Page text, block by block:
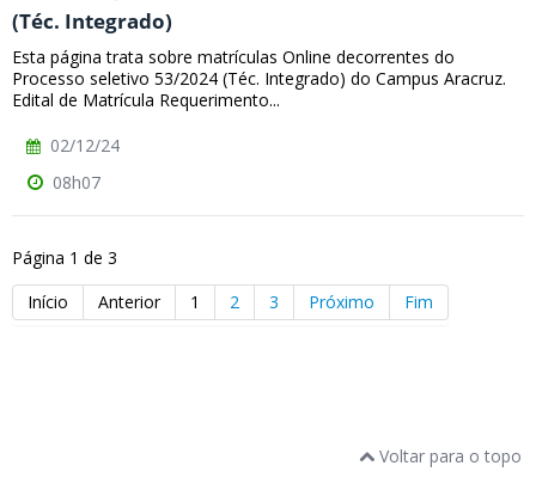
(Téc. Integrado)
Esta página trata sobre matrículas Online decorrentes do
Processo seletivo 53/2024 (Téc. Integrado) do Campus Aracruz.
Edital de Matrícula Requerimento...
02/12/24
08h07
Página 1 de 3
Início
Anterior 1 2 3 Próximo Fim
Voltar para o topo